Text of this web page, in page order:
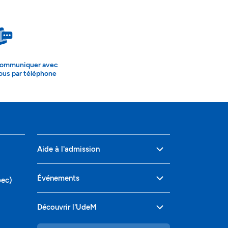
avec
par téléphone
Aide à l'admission
Événements
Découvrir l'UdeM